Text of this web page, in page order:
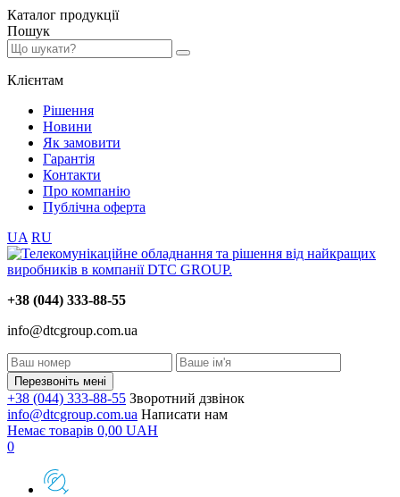
Каталог продукції
Пошук
Клієнтам
Рішення
Новини
Як замовити
Гарантія
Контакти
Про компанію
Публічна оферта
UA RU
+38 (044) 333-88-55
info@dtcgroup.com.ua
Перезвоніть мені
+38 (044) 333-88-55 Зворотний дзвінок
info@dtcgroup.com.ua Написати нам
Немає товарів 0,00 UAH
0